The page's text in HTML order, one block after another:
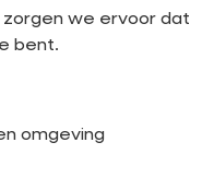
zorgen we ervoor dat
bent.
omgeving